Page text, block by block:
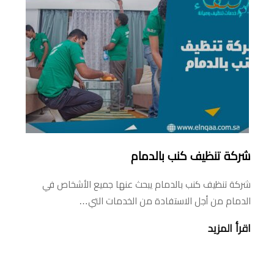
شركة تنظيف كنب بالدمام
شركة تنظيف كنب بالدمام يبحث عنها جميع الأشخاص في
الدمام من أجل الاستفادة من الخدمات التي…
اقرأ المزيد